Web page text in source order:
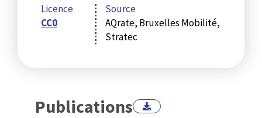
Licence
CC0
Source
AQrate, Bruxelles Mobilité,
Stratec
Publications